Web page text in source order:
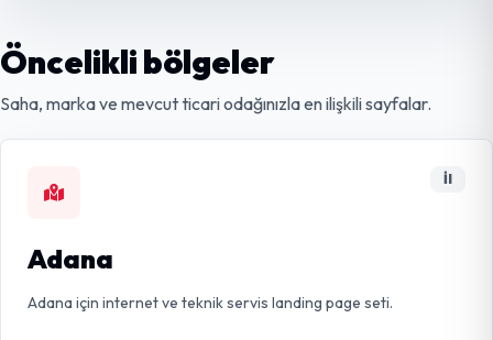
Öncelikli bölgeler
Saha, marka ve mevcut ticari odağınızla en ilişkili sayfalar.
İl
Adana
Adana için internet ve teknik servis landing page seti.